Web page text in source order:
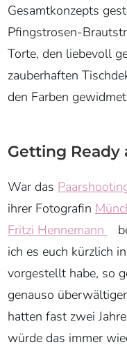
Gesamtkonzepts
Pfingstrosen-
Torte, den liebevoll
zauberhaften
den Farben
Getting
War das
ihrer Fotografin
Fritzi Hennemann
ich es euch kürzlich
vorgestellt habe, so
genauso
hatten fast zwei
würde das immer